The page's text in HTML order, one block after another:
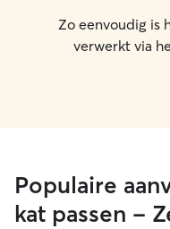
Zo eenvoudig is
verwerkt via
Populaire
kat passen -